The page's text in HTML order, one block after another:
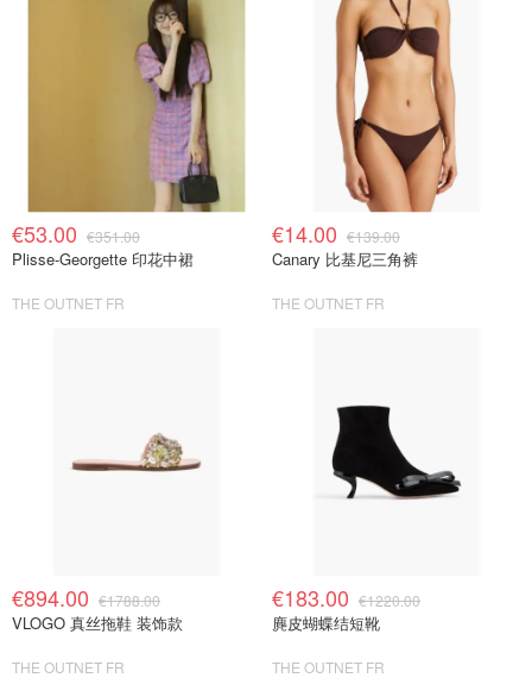
€53.00 €351.00
Plisse-Georgette 印花中裙
THE OUTNET FR
€14.00 €139.00
Canary 比基尼三角裤
THE OUTNET FR
€894.00 €1788.00
VLOGO 真丝拖鞋 装饰款
THE OUTNET FR
€183.00 €1220.00
麂皮蝴蝶结短靴
THE OUTNET FR